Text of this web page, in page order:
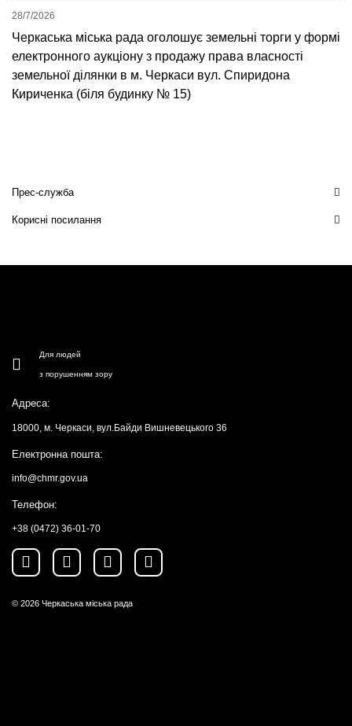
Черкаська міська рада оголошує земельні торги у формі
електронного аукціону з продажу права власності
земельної ділянки в м. Черкаси вул. Спиридона
Кириченка (біля будинку № 15)
28/7/2026
Прес-служба
Корисні посилання
Для людей
з порушенням зору
Адреса:
18000, м. Черкаси, вул.Байди Вишневецького 36
Електронна пошта:
info@chmr.gov.ua
Телефон:
+38 (0472) 36-01-70
© 2026 Черкаська міська рада